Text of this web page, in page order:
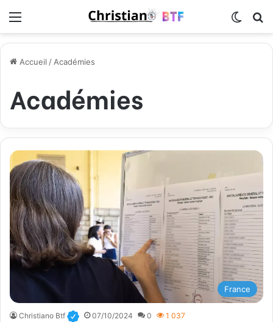
Accueil / Académies
Académies
France
Christiano Btf 07/10/2024 0 1 037